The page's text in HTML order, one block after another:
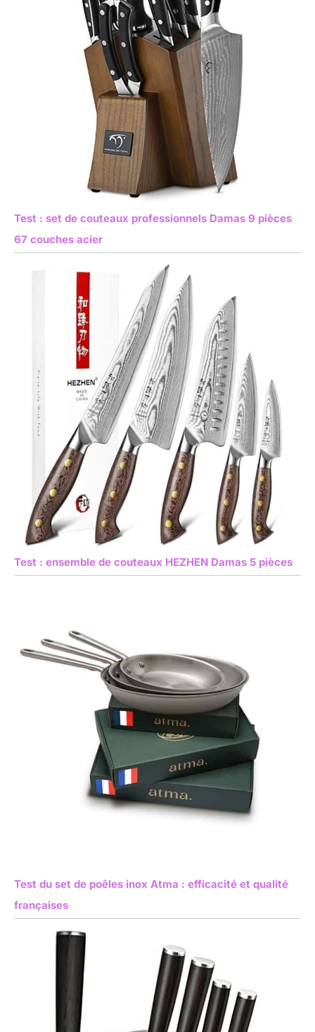
Test : set de couteaux professionnels Damas 9 pièces
67 couches acier
Test : ensemble de couteaux HEZHEN Damas 5 pièces
Test du set de poêles inox Atma : efficacité et qualité
françaises